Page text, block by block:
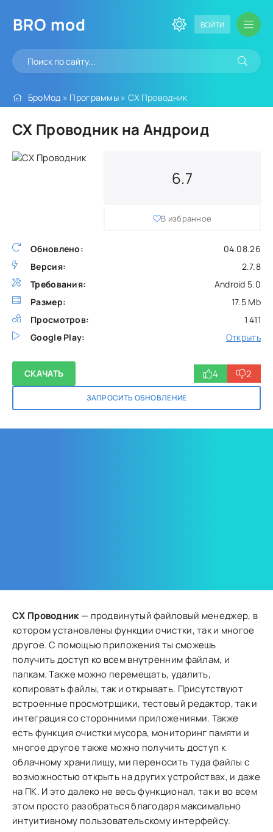
BRO mod ВОЙТИ
БроМод » Программы » CX Проводник
CX Проводник на Андроид
Обновлено:
04.08.26
Версия:
2.7.8
Требования:
Android 5.0
Размер:
17.5 Mb
Просмотров:
1 411
Google Play:
Открыть
6.7
В избранное
СКАЧАТЬ
ЗАПРОСИТЬ ОБНОВЛЕНИЕ
4 2
CX Проводник — продвинутый файловый менеджер, в
котором установлены функции очистки, так и многое
другое. С помощью приложения ты сможешь
получить доступ ко всем внутренним файлам, и
папкам. Также можно перемещать, удалить,
копировать файлы, так и открывать. Присутствуют
встроенные просмотрщики, тестовый редактор, так и
интеграция со сторонними приложениями. Также
есть функция очистки мусора, мониторинг памяти и
многое другое также можно получить доступ к
облачному хранилищу, ми переносить туда файлы с
возможностью открыть на других устройствах, и даже
на ПК. И это далеко не весь функционал, так и во всем
этом просто разобраться благодаря максимально
интуитивному пользовательскому интерфейсу.